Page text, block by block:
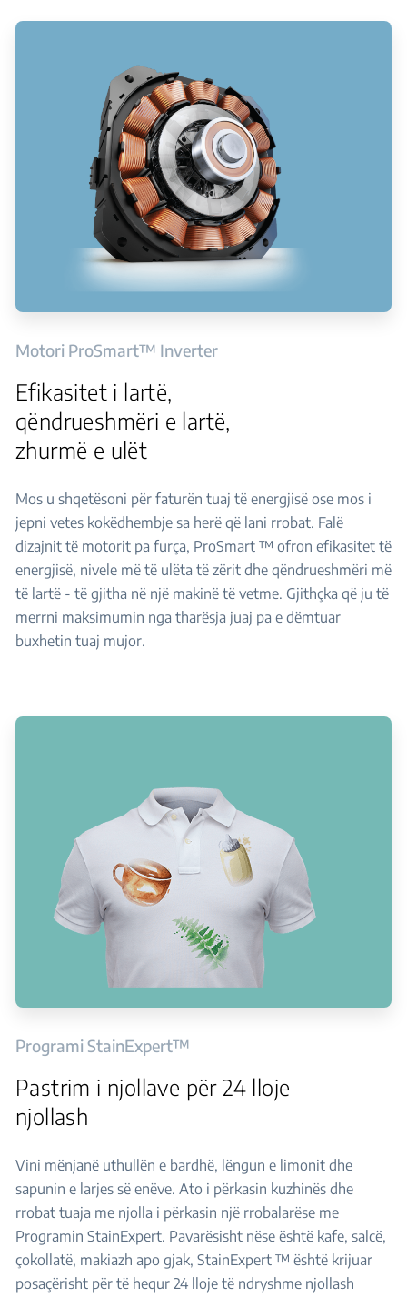
Motori ProSmart™ Inverter
Efikasitet i lartë,
qëndrueshmëri e lartë,
zhurmë e ulët
Mos u shqetësoni për faturën tuaj të energjisë ose mos i
jepni vetes kokëdhembje sa herë që lani rrobat. Falë
dizajnit të motorit pa furça, ProSmart ™ ofron efikasitet të
energjisë, nivele më të ulëta të zërit dhe qëndrueshmëri më
të lartë - të gjitha në një makinë të vetme. Gjithçka që ju të
merrni maksimumin nga tharësja juaj pa e dëmtuar
buxhetin tuaj mujor.
Programi StainExpert™
Pastrim i njollave për 24 lloje
njollash
Vini mënjanë uthullën e bardhë, lëngun e limonit dhe
sapunin e larjes së enëve. Ato i përkasin kuzhinës dhe
rrobat tuaja me njolla i përkasin një rrobalarëse me
Programin StainExpert. Pavarësisht nëse është kafe, salcë,
çokollatë, makiazh apo gjak, StainExpert ™ është krijuar
posaçërisht për të hequr 24 lloje të ndryshme njollash